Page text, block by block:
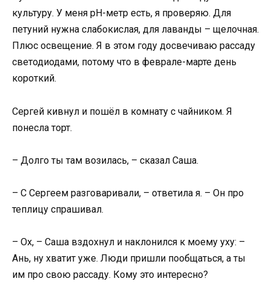
культуру. У меня рН-метр есть, я проверяю. Для
петуний нужна слабокислая, для лаванды – щелочная.
Плюс освещение. Я в этом году досвечиваю рассаду
светодиодами, потому что в феврале-марте день
короткий.
Сергей кивнул и пошёл в комнату с чайником. Я
понесла торт.
– Долго ты там возилась, – сказал Саша.
– С Сергеем разговаривали, – ответила я. – Он про
теплицу спрашивал.
– Ох, – Саша вздохнул и наклонился к моему уху: –
Ань, ну хватит уже. Люди пришли пообщаться, а ты
им про свою рассаду. Кому это интересно?